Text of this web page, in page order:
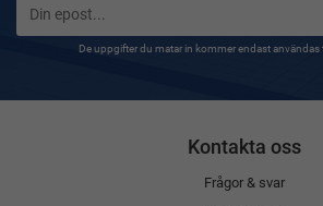
De uppgifter du matar in kommer endast användas
Kontakta oss
Frågor & svar